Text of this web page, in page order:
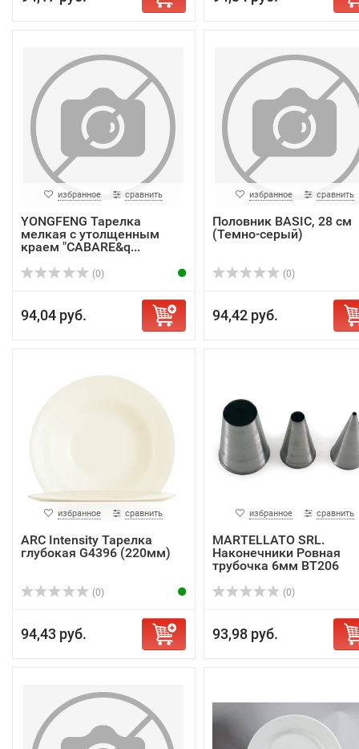
избранное сравнить
YONGFENG Тарелка
мелкая с утолщенным
краем "CABARE&q...
(0)
94,04 руб.
избранное сравнить
Половник BASIC, 28 см
(Темно-серый)
(0)
94,42 руб.
избранное сравнить
ARC Intensity Тарелка
глубокая G4396 (220мм)
(0)
94,43 руб.
избранное сравнить
MARTELLATO SRL.
Наконечники Ровная
трубочка 6мм BT206
(0)
93,98 руб.